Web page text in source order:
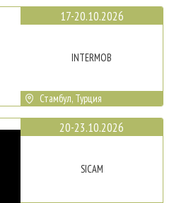
17-20.10.2026
INTERMOB
Стамбул, Турция
20-23.10.2026
SICAM